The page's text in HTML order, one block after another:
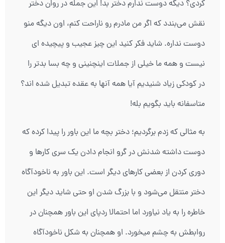
کردی؟ دیگه دوست ندارم دختر بد! این جمله در روان دختر
نقش می‌بندد که اگر من مادرم رو ناراحت کنم، اون دیگه منو
دوست نداره. شاید فکر کنید این چیز عجیب و پیچیده ای
نیست و همه ما خیلی از جملات این­چنینی و چه بسا بدتر را
در کودکی زیاد شنیدیم آیا همه آنها به عقده تبدیل شده اند؟
متاسفانه باید بگویم بله!
به مثالی که زدم برگردیم؛ دختر بچه ما این باور را پیدا کرده که
دوست داشته شدنش در گرو انجام دادن یک سری کارها و
دوری کردن از بعضی کارهای دیگر است. این باور به ناخودآگاه
دختر منتقل می‌شود و با بزرگ شدن او حتی شاید دیگر این
خاطره را به یاد نیاورد اما احتمالا ردپای این باور همچنان در
روابطش به چشم میخورد. او همچنان به شکل ناخودآگاه